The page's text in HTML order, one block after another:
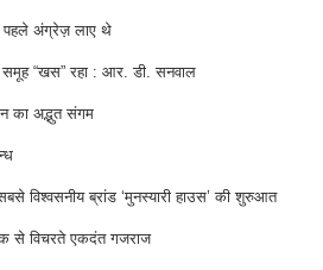
अंग्रेज़ लाए थे
“खस” रहा : आर. डी. सनवाल
का अद्भुत संगम
सबसे विश्वसनीय ब्रांड ‘मुनस्यारी हाउस’ की शुरुआत
से विचरते एकदंत गजराज